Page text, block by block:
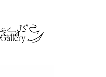
استیکر